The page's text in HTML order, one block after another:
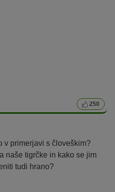
250
v primerjavi s človeškim?
naše tigrčke in kako se jim
tudi hrano?